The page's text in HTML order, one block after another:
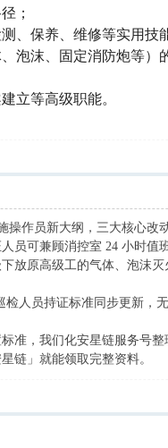
；
、保养、维修等实用技
泡沫、固定消防炮等）
立等高级职能。
操作员新大纲，三大核心改
员可兼顾消控室 24 小时值
放原高级工的气体、泡沫
人员持证标准同步更新，
准，我们化安星链服务号
链」就能领取完整资料。